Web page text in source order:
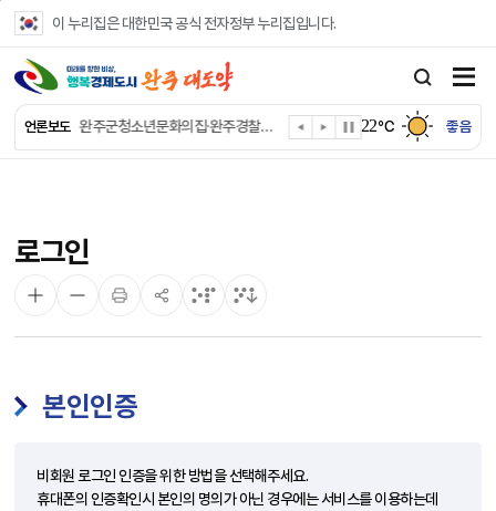
이 누리집은 대한민국 공식 전자정부 누리집입니다.
언론보도
완주군, 초록우산 공모 선정… 아동가정 가전제품 지원
완주군청소년문화의집·완주경찰서 청소년 안전 지킨다
완주군 상관우체국 행정복지센터로 이전
완주군, ‘수의계약 총량제’ 개편 운영
22℃ 좋음
로그인
본인인증
비회원 로그인 인증을 위한 방법을 선택해주세요.
휴대폰의 인증확인시 본인의 명의가 아닌 경우에는 서비스를 이용하는데